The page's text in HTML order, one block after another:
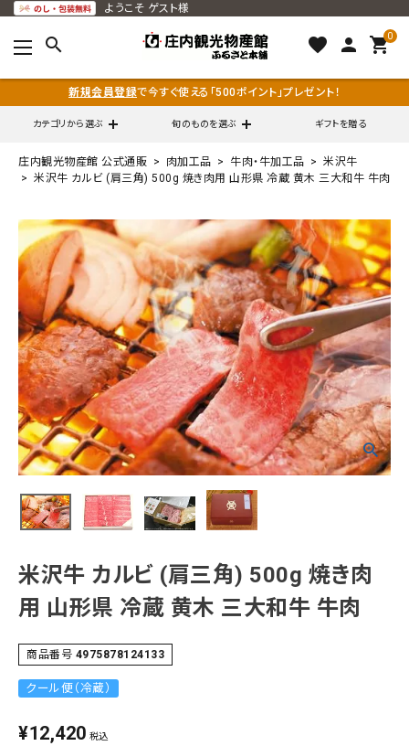
ようこそ ゲスト様
search favorite person 0
shopping_cart
新規会員登録で今すぐ使える「500ポイント」プレゼント！
カテゴリから選ぶ 旬のものを選ぶ ギフトを贈る
search
call 0120-79-5111
schedule 通販営業時間 - 平日9:00～12:00
（※FAXでの注文は随時対応）
ACCOUNT MENU
ようこそ ゲスト 様
meeting_room ログイン person 会員登録
熨斗（のし）・包装無料
山形のお土産から選ぶ
コンテンツ
ご利用ガイド
庄内観光物産館 公式通販 肉加工品 牛肉・牛加工品
米沢牛
米沢牛 カルビ (肩三角) 500g 焼き肉用 山形県 冷蔵 黄木 三大和牛 牛肉
米沢牛 カルビ (肩三角) 500g 焼き肉
用 山形県 冷蔵 黄木 三大和牛 牛肉
商品番号 4975878124133
クール便（冷蔵）
¥12,420 税込